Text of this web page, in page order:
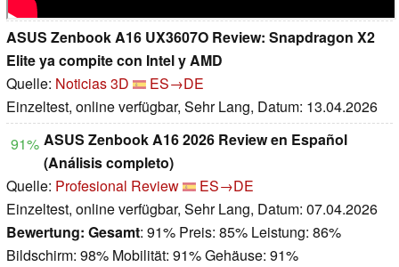
ASUS Zenbook A16 UX3607O Review: Snapdragon X2
Elite ya compite con Intel y AMD
Quelle: Noticias 3D
ES→DE
Einzeltest, online verfügbar, Sehr Lang, Datum: 13.04.2026
91% ASUS Zenbook A16 2026 Review en Español
(Análisis completo)
Quelle: Profesional Review
ES→DE
Einzeltest, online verfügbar, Sehr Lang, Datum: 07.04.2026
Bewertung: Gesamt: 91% Preis: 85% Leistung: 86%
Bildschirm: 98% Mobilität: 91% Gehäuse: 91%